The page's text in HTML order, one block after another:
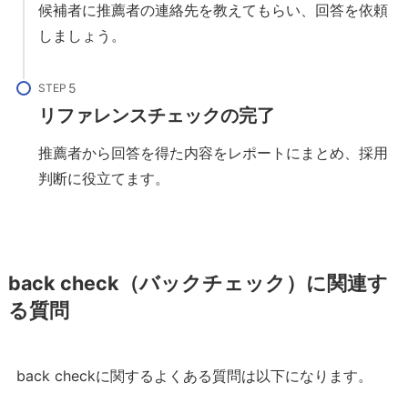
候補者に推薦者の連絡先を教えてもらい、回答を依頼
しましょう。
STEP
リファレンスチェックの完了
推薦者から回答を得た内容をレポートにまとめ、採用
判断に役立てます。
back check（バックチェック）に関連す
る質問
back checkに関するよくある質問は以下になります。